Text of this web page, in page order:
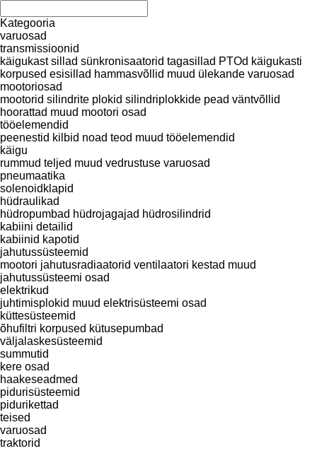
Kategooria
varuosad
transmissioonid
käigukast sillad sünkronisaatorid tagasillad PTOd käigukasti
korpused esisillad hammasvõllid muud ülekande varuosad
mootoriosad
mootorid silindrite plokid silindriplokkide pead väntvõllid
hoorattad muud mootori osad
tööelemendid
peenestid kilbid noad teod muud tööelemendid
käigu
rummud teljed muud vedrustuse varuosad
pneumaatika
solenoidklapid
hüdraulikad
hüdropumbad hüdrojagajad hüdrosilindrid
kabiini detailid
kabiinid kapotid
jahutussüsteemid
mootori jahutusradiaatorid ventilaatori kestad muud
jahutussüsteemi osad
elektrikud
juhtimisplokid muud elektrisüsteemi osad
küttesüsteemid
õhufiltri korpused kütusepumbad
väljalaskesüsteemid
summutid
kere osad
haakeseadmed
pidurisüsteemid
pidurikettad
teised
varuosad
traktorid